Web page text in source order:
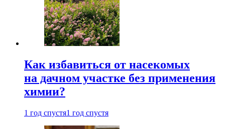
Как избавиться от насекомых
на дачном участке без применения
химии?
1 год спустя1 год спустя